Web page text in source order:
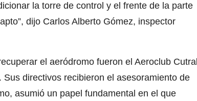
la torre de control y el frente de la parte
dijo Carlos Alberto Gómez, inspector
el aeródromo fueron el Aeroclub Cutral
directivos recibieron el asesoramiento de
asumió un papel fundamental en el que